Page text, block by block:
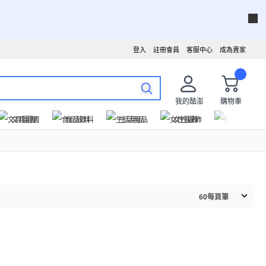
成為賣家
客服中心
註冊會員
登入
我的酷澎
購物車
文具圖書
食品飲料 生活用品 女性服飾
60每頁筆